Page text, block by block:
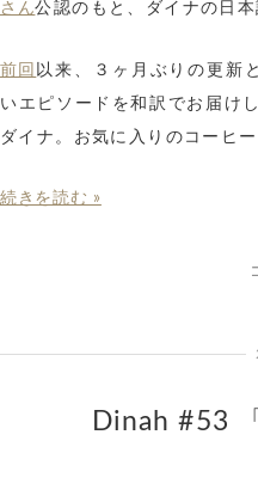
さん公認のもと、ダイナの日
前回 以来、３ヶ月ぶりの更新
いエピソードを和訳でお届け
ダイナ。お気に入りのコーヒ
続きを読む »
Dinah #53